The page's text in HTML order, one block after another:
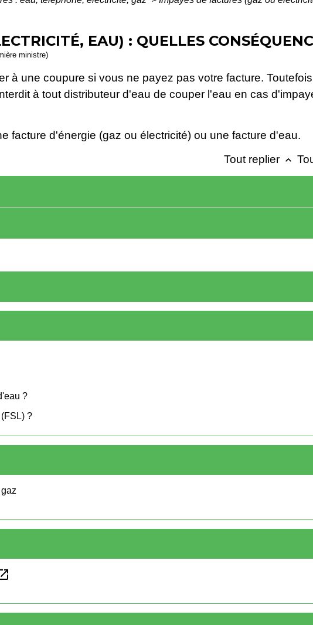
EAU) : QUELLES
ministre)
à une coupure si vous ne payez pas votre facture.
à tout distributeur d'eau de couper l'eau en cas
facture d'énergie (gaz ou électricité) ou une facture d'eau.
Tout replier keyboard_arrow_up
?
?